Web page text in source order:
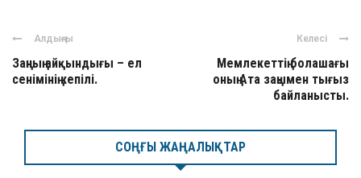
Алдыңғы
Заңның айқындығы – ел
сенімінің кепілі.
Келесі
Мемлекеттің болашағы
оның Ата заңымен тығыз
байланысты.
СОҢҒЫ ЖАҢАЛЫҚТАР